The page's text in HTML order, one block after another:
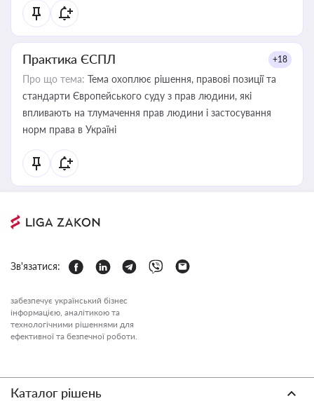
Практика ЄСПЛ +18
Про що тема: Тема охоплює рішення, правові позиції та
стандарти Європейського суду з прав людини, які
впливають на тлумачення прав людини і застосування
норм права в Україні
Зв'язатися:
забезпечує український бізнес
інформацією, аналітикою та
технологічними рішеннями для
ефективної та безпечної роботи.
Каталог рішень